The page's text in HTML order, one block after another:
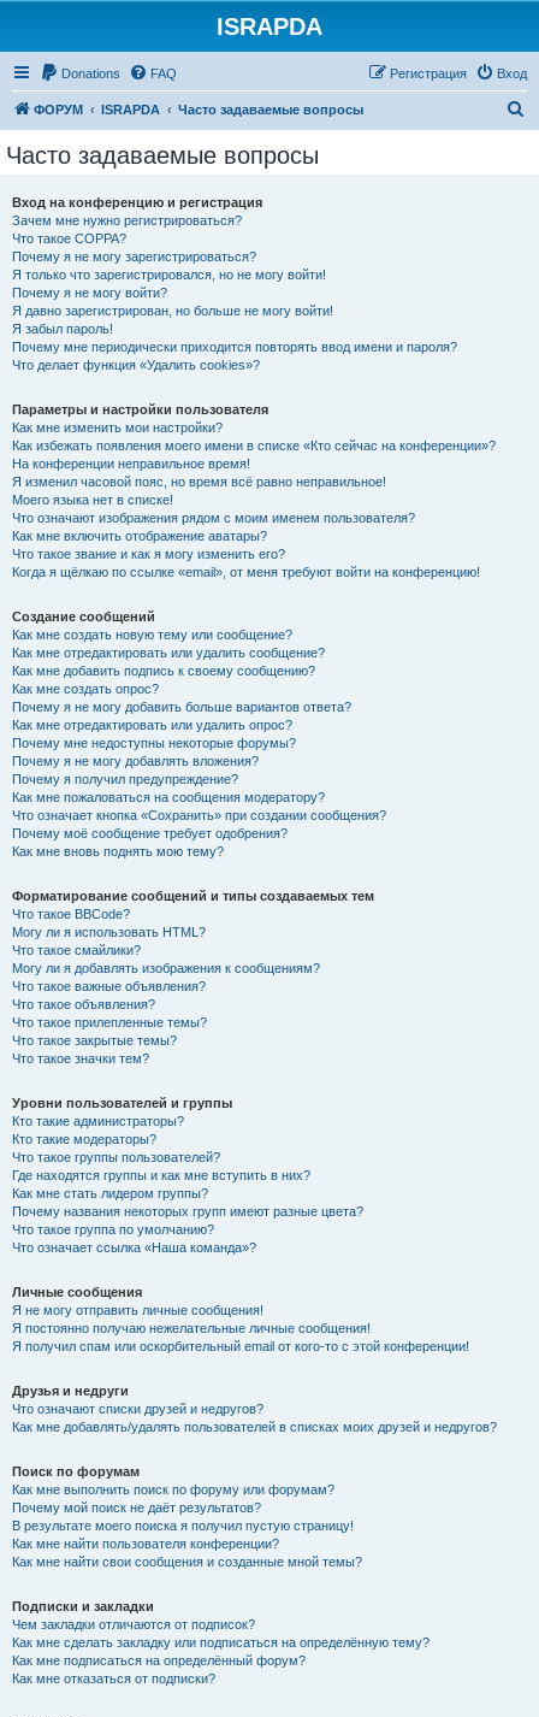
ISRAPDA
Donations FAQ Вход
Регистрация
ФОРУМ ISRAPDA Часто задаваемые вопросы
Часто задаваемые вопросы
Вход на конференцию и регистрация
Зачем мне нужно регистрироваться?
Что такое COPPA?
Почему я не могу зарегистрироваться?
Я только что зарегистрировался, но не могу войти!
Почему я не могу войти?
Я давно зарегистрирован, но больше не могу войти!
Я забыл пароль!
Почему мне периодически приходится повторять ввод имени и пароля?
Что делает функция «Удалить cookies»?
Параметры и настройки пользователя
Как мне изменить мои настройки?
Как избежать появления моего имени в списке «Кто сейчас на конференции»?
На конференции неправильное время!
Я изменил часовой пояс, но время всё равно неправильное!
Моего языка нет в списке!
Что означают изображения рядом с моим именем пользователя?
Как мне включить отображение аватары?
Что такое звание и как я могу изменить его?
Когда я щёлкаю по ссылке «email», от меня требуют войти на конференцию!
Создание сообщений
Как мне создать новую тему или сообщение?
Как мне отредактировать или удалить сообщение?
Как мне добавить подпись к своему сообщению?
Как мне создать опрос?
Почему я не могу добавить больше вариантов ответа?
Как мне отредактировать или удалить опрос?
Почему мне недоступны некоторые форумы?
Почему я не могу добавлять вложения?
Почему я получил предупреждение?
Как мне пожаловаться на сообщения модератору?
Что означает кнопка «Сохранить» при создании сообщения?
Почему моё сообщение требует одобрения?
Как мне вновь поднять мою тему?
Форматирование сообщений и типы создаваемых тем
Что такое BBCode?
Могу ли я использовать HTML?
Что такое смайлики?
Могу ли я добавлять изображения к сообщениям?
Что такое важные объявления?
Что такое объявления?
Что такое прилепленные темы?
Что такое закрытые темы?
Что такое значки тем?
Уровни пользователей и группы
Кто такие администраторы?
Кто такие модераторы?
Что такое группы пользователей?
Где находятся группы и как мне вступить в них?
Как мне стать лидером группы?
Почему названия некоторых групп имеют разные цвета?
Что такое группа по умолчанию?
Что означает ссылка «Наша команда»?
Личные сообщения
Я не могу отправить личные сообщения!
Я постоянно получаю нежелательные личные сообщения!
Я получил спам или оскорбительный email от кого-то с этой конференции!
Друзья и недруги
Что означают списки друзей и недругов?
Как мне добавлять/удалять пользователей в списках моих друзей и недругов?
Поиск по форумам
Как мне выполнить поиск по форуму или форумам?
Почему мой поиск не даёт результатов?
В результате моего поиска я получил пустую страницу!
Как мне найти пользователя конференции?
Как мне найти свои сообщения и созданные мной темы?
Подписки и закладки
Чем закладки отличаются от подписок?
Как мне сделать закладку или подписаться на определённую тему?
Как мне подписаться на определённый форум?
Как мне отказаться от подписки?